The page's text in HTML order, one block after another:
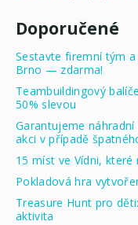
Doporučené
Sestavte firemní tým
Brno — zdarma!
Teambuildingový
50% slevou
Garantujeme
akci v případě
15 míst ve Vídni,
Pokladová hra
Treasure Hunt pro
aktivita